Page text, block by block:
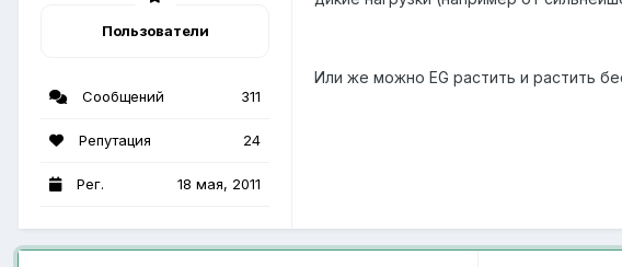
Пользователи
Сообщений 311
Репутация 24
Рег. 18 мая, 2011
Или же можно EG растить и растить